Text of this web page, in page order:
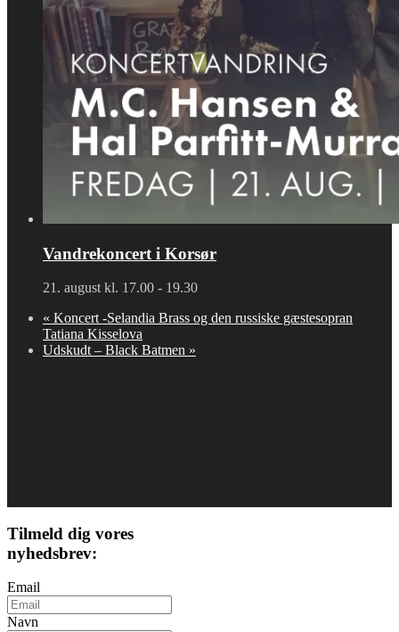
Vandrekoncert i Korsør
21. august kl. 17.00 - 19.30
« Koncert -Selandia Brass og den russiske gæstesopran
Tatiana Kisselova
Udskudt – Black Batmen »
Tilmeld dig vores
nyhedsbrev:
Email
Navn